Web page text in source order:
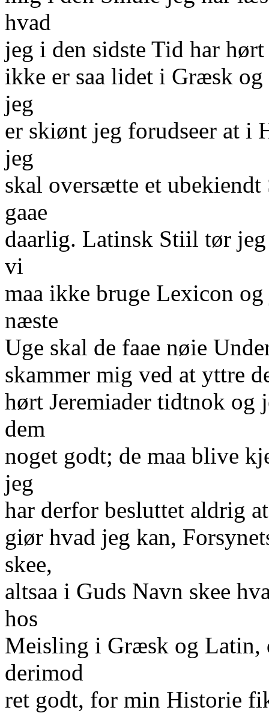
hvad
jeg i den sidste Tid har
ikke er saa lidet i Græsk
jeg
er skiønt jeg forudseer at i
jeg
skal oversætte et
gaae
daarlig. Latinsk Stiil tør
vi
maa ikke bruge Lexicon
næste
Uge skal de faae nøie
skammer mig ved at yttre
hørt Jeremiader tidtnok og
dem
noget godt; de maa blive
jeg
har derfor besluttet aldrig
giør hvad jeg kan,
skee,
altsaa i Guds Navn skee
hos
Meisling i Græsk og Latin,
derimod
ret godt, for min Historie